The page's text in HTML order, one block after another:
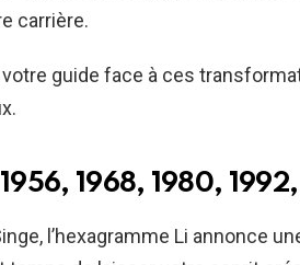
carrière.
guide face à ces
1968, 1980,
l’hexagramme Li annonce